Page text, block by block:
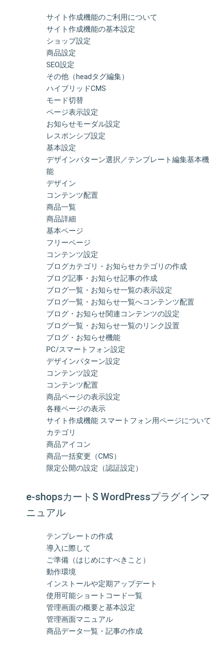
サイト作成機能のご利用について
サイト作成機能の基本設定
ショップ設定
商品設定
SEO設定
その他（headタグ編集）
ハイブリッドCMS
モード切替
ページ表示設定
お知らせモーダル設定
レスポンシブ設定
基本設定
デザインパターン選択／テンプレート編集基本機
能
デザイン
コンテンツ配置
商品一覧
商品詳細
基本ページ
フリーページ
コンテンツ設定
ブログカテゴリ・お知らせカテゴリの作成
ブログ記事・お知らせ記事の作成
ブログ一覧・お知らせ一覧の表示設定
ブログ一覧・お知らせ一覧へコンテンツ配置
ブログ・お知らせ関連コンテンツの設定
ブログ一覧・お知らせ一覧のリンク設置
ブログ・お知らせ機能
PC/スマートフォン設定
デザインパターン設定
コンテンツ設定
コンテンツ配置
商品ページの表示設定
各種ページの表示
サイト作成機能 スマートフォン用ページについて
カテゴリ
商品アイコン
商品一括変更（CMS）
限定公開の設定（認証設定）
e-shopsカートS WordPressプラグインマ
ニュアル
テンプレートの作成
導入に際して
ご準備（はじめにすべきこと）
動作環境
インストールや定期アップデート
使用可能ショートコード一覧
管理画面の概要と基本設定
管理画面マニュアル
商品データ一覧・記事の作成